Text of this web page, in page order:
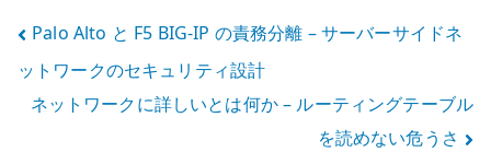
か
投
稿
ナ
Palo Alto と F5 BIG-IP の責務分離 – サーバーサイドネ
ットワークのセキュリティ設計
ネットワークに詳しいとは何か – ルーティングテーブル
を読めない危うさ